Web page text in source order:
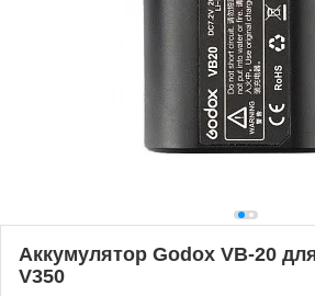
Аккумулятор Godox VB-20
V350